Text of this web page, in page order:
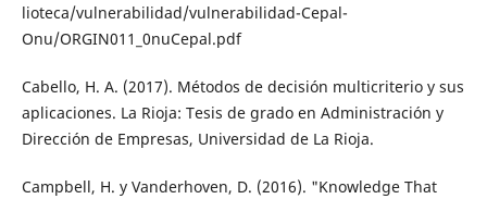
lioteca/vulnerabilidad/vulnerabilidad-Ce­pal-
Onu/ORGIN011_0nuCepal.pdf
Cabello, H. A. (2017). Métodos de decisión multicriterio y sus
aplicaciones. La Rioja: Tesis de grado en Administración y
Direc­ción de Empresas, Universidad de La Rioja.
Campbell, H. y Vanderhoven, D. (2016). "Knowledge That